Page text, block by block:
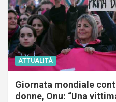
ATTUALITÀ
Giornata mondiale
donne, Onu: “Una